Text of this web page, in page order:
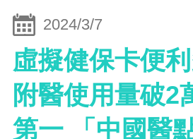
2024/3/7
虛擬健保卡便
附醫使用量破2
第一 「中國醫